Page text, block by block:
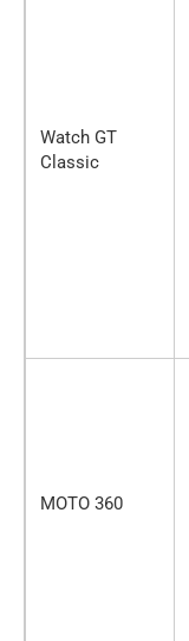
Watch GT
Classic
MOTO 360